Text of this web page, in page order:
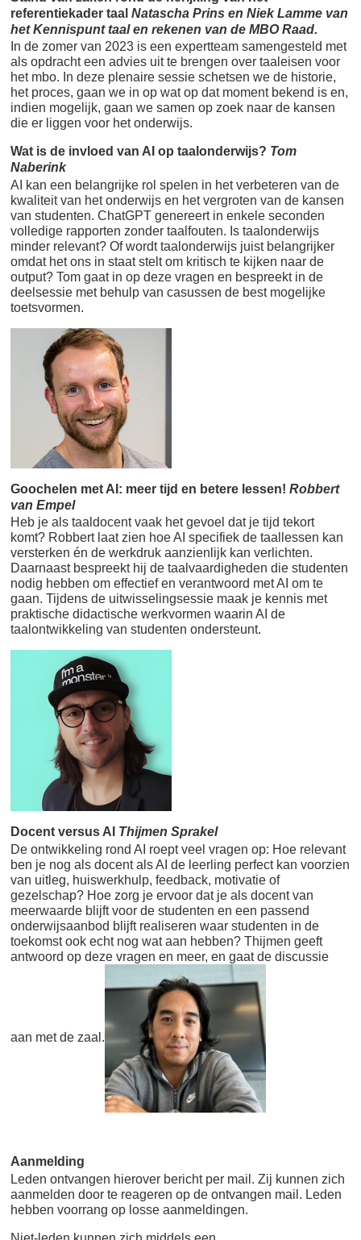
referentiekader taalNatascha Prins en Niek Lamme van
het Kennispunt taal en rekenen van de MBO Raad.
In de zomer van 2023 is een expertteam samengesteld met
als opdracht een advies uit te brengen over taaleisen voor
het mbo. In deze plenaire sessie schetsen we de historie,
het proces, gaan we in op wat op dat moment bekend is en,
indien mogelijk, gaan we samen op zoek naar de kansen
die er liggen voor het onderwijs.
Wat is de invloed van AI op taalonderwijs? Tom
Naberink
AI kan een belangrijke rol spelen in het verbeteren van de
kwaliteit van het onderwijs en het vergroten van de kansen
van studenten. ChatGPT genereert in enkele seconden
volledige rapporten zonder taalfouten. Is taalonderwijs
minder relevant? Of wordt taalonderwijs juist belangrijker
omdat het ons in staat stelt om kritisch te kijken naar de
output? Tom gaat in op deze vragen en bespreekt in de
deelsessie met behulp van casussen de best mogelijke
toetsvormen.
Goochelen met AI: meer tijd en betere lessen!Robbert
van Empel
Heb je als taaldocent vaak het gevoel dat je tijd tekort
komt? Robbert laat zien hoe AI specifiek de taallessen kan
versterken én de werkdruk aanzienlijk kan verlichten.
Daarnaast bespreekt hij de taalvaardigheden die studenten
nodig hebben om effectief en verantwoord met AI om te
gaan. Tijdens de uitwisselingsessie maak je kennis met
praktische didactische werkvormen waarin AI de
taalontwikkeling van studenten ondersteunt.
Docent versus AI Thijmen Sprakel
De ontwikkeling rond AI roept veel vragen op: Hoe relevant
ben je nog als docent als AI de leerling perfect kan voorzien
van uitleg, huiswerkhulp, feedback, motivatie of
gezelschap? Hoe zorg je ervoor dat je als docent van
meerwaarde blijft voor de studenten en een passend
onderwijsaanbod blijft realiseren waar studenten in de
toekomst ook echt nog wat aan hebben? Thijmen geeft
antwoord op deze vragen en meer, en gaat de discussie
aan met de zaal.
Aanmelding
Leden ontvangen hierover bericht per mail. Zij kunnen zich
aanmelden door te reageren op de ontvangen mail. Leden
hebben voorrang op losse aanmeldingen.